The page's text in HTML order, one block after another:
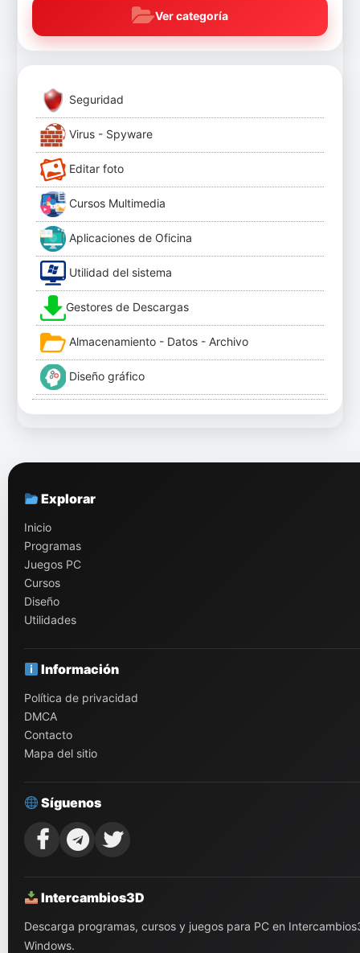
Ver categoría
Seguridad
Virus - Spyware
Editar foto
Cursos Multimedia
Aplicaciones de Oficina
Utilidad del sistema
Gestores de Descargas
Almacenamiento - Datos - Archivo
Diseño gráfico
Explorar
Inicio
Programas
Juegos PC
Cursos
Diseño
Utilidades
Información
Política de privacidad
DMCA
Contacto
Mapa del sitio
Síguenos
Intercambios3D
Descarga programas, cursos y juegos para PC en
Windows.